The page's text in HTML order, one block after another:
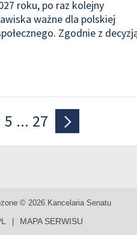
roku, po raz kolejny
ważne dla polskiej
Zgodnie z
5 ... 27
© 2026 Kancelaria Senatu
MAPA SERWISU